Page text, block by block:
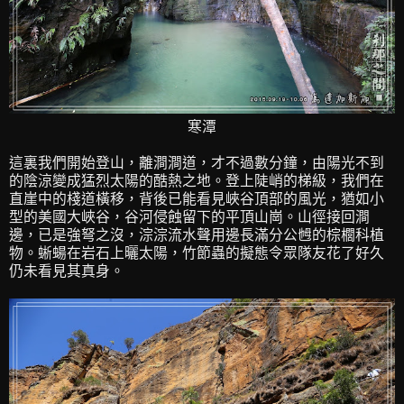
寒潭
這裏我們開始登山，離澗澗道，才不過數分鐘，由陽光不到
的陰涼變成猛烈太陽的酷熱之地。登上陡峭的梯級，我們在
直崖中的棧道橫移，背後已能看見峽谷頂部的風光，猶如小
型的美國大峽谷，谷河侵蝕留下的平頂山崗。山徑接回澗
邊，已是強弩之沒，淙淙流水聲用邊長滿分公乸的棕櫚科植
物。蜥蝪在岩石上曬太陽，竹節蟲的擬態令眾隊友花了好久
仍未看見其真身。